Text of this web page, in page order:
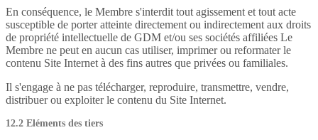
En conséquence, le Membre s'interdit tout agissement et tout acte
susceptible de porter atteinte directement ou indirectement aux droits
de propriété intellectuelle de GDM et/ou ses sociétés affiliées Le
Membre ne peut en aucun cas utiliser, imprimer ou reformater le
contenu Site Internet à des fins autres que privées ou familiales.
Il s'engage à ne pas télécharger, reproduire, transmettre, vendre,
distribuer ou exploiter le contenu du Site Internet.
12.2 Eléments des tiers